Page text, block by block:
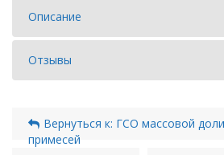
Описание
Отзывы
Вернуться к: ГСО массовой
примесей